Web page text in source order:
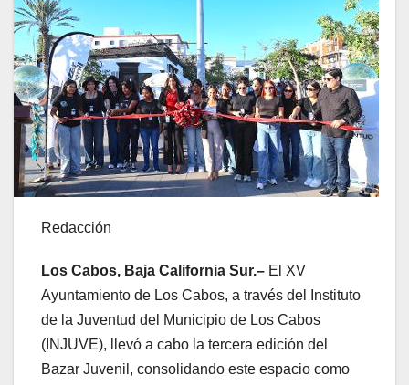
Redacción
Los Cabos, Baja California Sur.– El XV
Ayuntamiento de Los Cabos, a través del Instituto
de la Juventud del Municipio de Los Cabos
(INJUVE), llevó a cabo la tercera edición del
Bazar Juvenil, consolidando este espacio como